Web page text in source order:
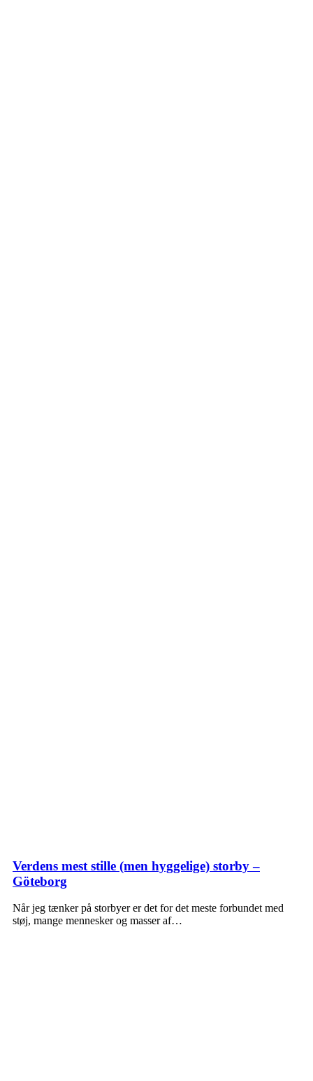
Verdens mest stille (men hyggelige) storby –
Göteborg
Når jeg tænker på storbyer er det for det meste forbundet med
støj, mange mennesker og masser af…